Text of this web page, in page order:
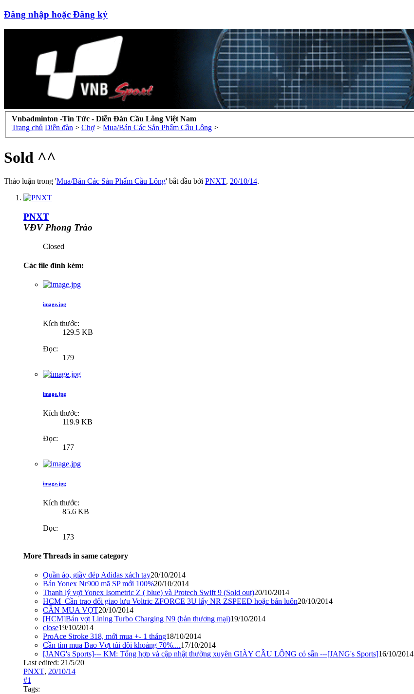
Đăng nhập hoặc Đăng ký
Vnbadminton -Tin Tức - Diễn Đàn Cầu Lông Việt Nam
Trang chủ Diễn đàn > Chợ > Mua/Bán Các Sản Phẩm Cầu Lông >
Sold ^^
Thảo luận trong 'Mua/Bán Các Sản Phẩm Cầu Lông' bắt đầu bởi PNXT, 20/10/14.
PNXT
VĐV Phong Trào
Closed
Các file đính kèm:
image.jpg
Kích thước:
129.5 KB
Đọc:
179
image.jpg
Kích thước:
119.9 KB
Đọc:
177
image.jpg
Kích thước:
85.6 KB
Đọc:
173
More Threads in same category
Quần áo, giầy dép Adidas xách tay20/10/2014
Bán Yonex Nr900 mã SP mới 100%20/10/2014
Thanh lý vợt Yonex Isometric Z ( blue) và Protech Swift 9 (Sold out)20/10/2014
HCM_Cần trao đổi giao lưu Voltric ZFORCE 3U lấy NR ZSPEED hoặc bán luôn20/10/2014
CẦN MUA VỢT20/10/2014
[HCM]Bán vợt Lining Turbo Charging N9 (bản thương mại)19/10/2014
close19/10/2014
ProAce Stroke 318, mới mua +- 1 tháng18/10/2014
Cần tìm mua Bao Vợt túi đôi khoảng 70%....17/10/2014
[JANG's Sports]--- KM: Tổng hợp và cập nhật thường xuyên GIÀY CẦU LÔNG có sẵn ---[JANG's Sports]16/10/2014
Last edited: 21/5/20
PNXT, 20/10/14
#1
Tags: